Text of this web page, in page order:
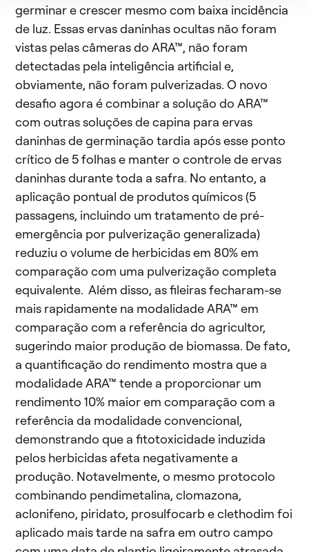
germinar e crescer mesmo com baixa incidência
de luz. Essas ervas daninhas ocultas não foram
vistas pelas câmeras do ARA™, não foram
detectadas pela inteligência artificial e,
obviamente, não foram pulverizadas. O novo
desafio agora é combinar a solução do ARA™
com outras soluções de capina para ervas
daninhas de germinação tardia após esse ponto
crítico de 5 folhas e manter o controle de ervas
daninhas durante toda a safra. No entanto, a
aplicação pontual de produtos químicos (5
passagens, incluindo um tratamento de pré-
emergência por pulverização generalizada)
reduziu o volume de herbicidas em 80% em
comparação com uma pulverização completa
equivalente. Além disso, as fileiras fecharam-se
mais rapidamente na modalidade ARA™ em
comparação com a referência do agricultor,
sugerindo maior produção de biomassa. De fato,
a quantificação do rendimento mostra que a
modalidade ARA™ tende a proporcionar um
rendimento 10% maior em comparação com a
referência da modalidade convencional,
demonstrando que a fitotoxicidade induzida
pelos herbicidas afeta negativamente a
produção. Notavelmente, o mesmo protocolo
combinando pendimetalina, clomazona,
aclonifeno, piridato, prosulfocarb e clethodim foi
aplicado mais tarde na safra em outro campo